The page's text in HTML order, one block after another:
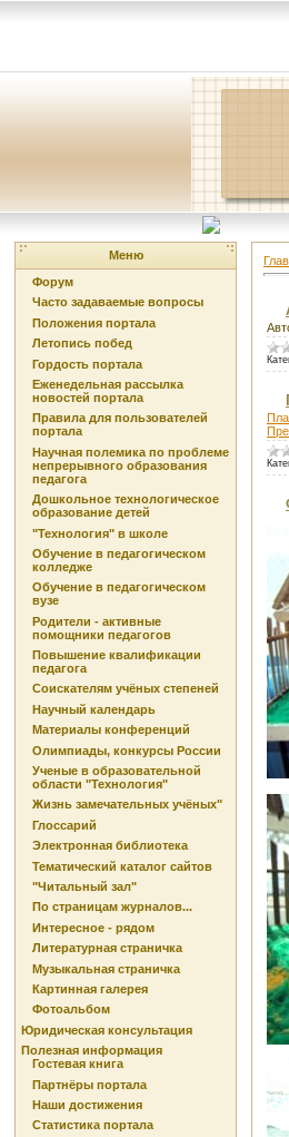
Меню
Форум
Часто задаваемые вопросы
Положения портала
Летопись побед
Гордость портала
Еженедельная рассылка
новостей портала
Правила для пользователей
портала
Научная полемика по проблеме
непрерывного образования
педагога
Дошкольное технологическое
образование детей
"Технология" в школе
Обучение в педагогическом
колледже
Обучение в педагогическом
вузе
Родители - активные
помощники педагогов
Повышение квалификации
педагога
Соискателям учёных степеней
Научный календарь
Материалы конференций
Олимпиады, конкурсы России
Ученые в образовательной
области "Технология"
Жизнь замечательных учёных"
Глоссарий
Электронная библиотека
Тематический каталог сайтов
"Читальный зал"
По страницам журналов...
Интересное - рядом
Литературная страничка
Музыкальная страничка
Картинная галерея
Фотоальбом
Юридическая консультация
Полезная информация
Гостевая книга
Партнёры портала
Наши достижения
Статистика портала